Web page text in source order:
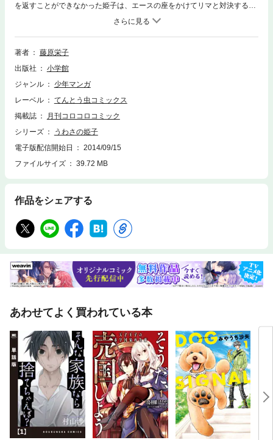
を返すことができなかった姫子は、エースの座をかけてリマと対決するこ
とに。真樹との特訓の末、目隠しで試合にのぞんだ姫子だったが……！？
著者
藤原栄子
出版社
小学館
ジャンル
少年マンガ
レーベル
てんとう虫コミックス
掲載誌
月刊コロコロコミック
シリーズ
うわさの姫子
電子版配信開始日
2014/09/15
ファイルサイズ
39.72 MB
作品をシェアする
あわせてよく買われている本